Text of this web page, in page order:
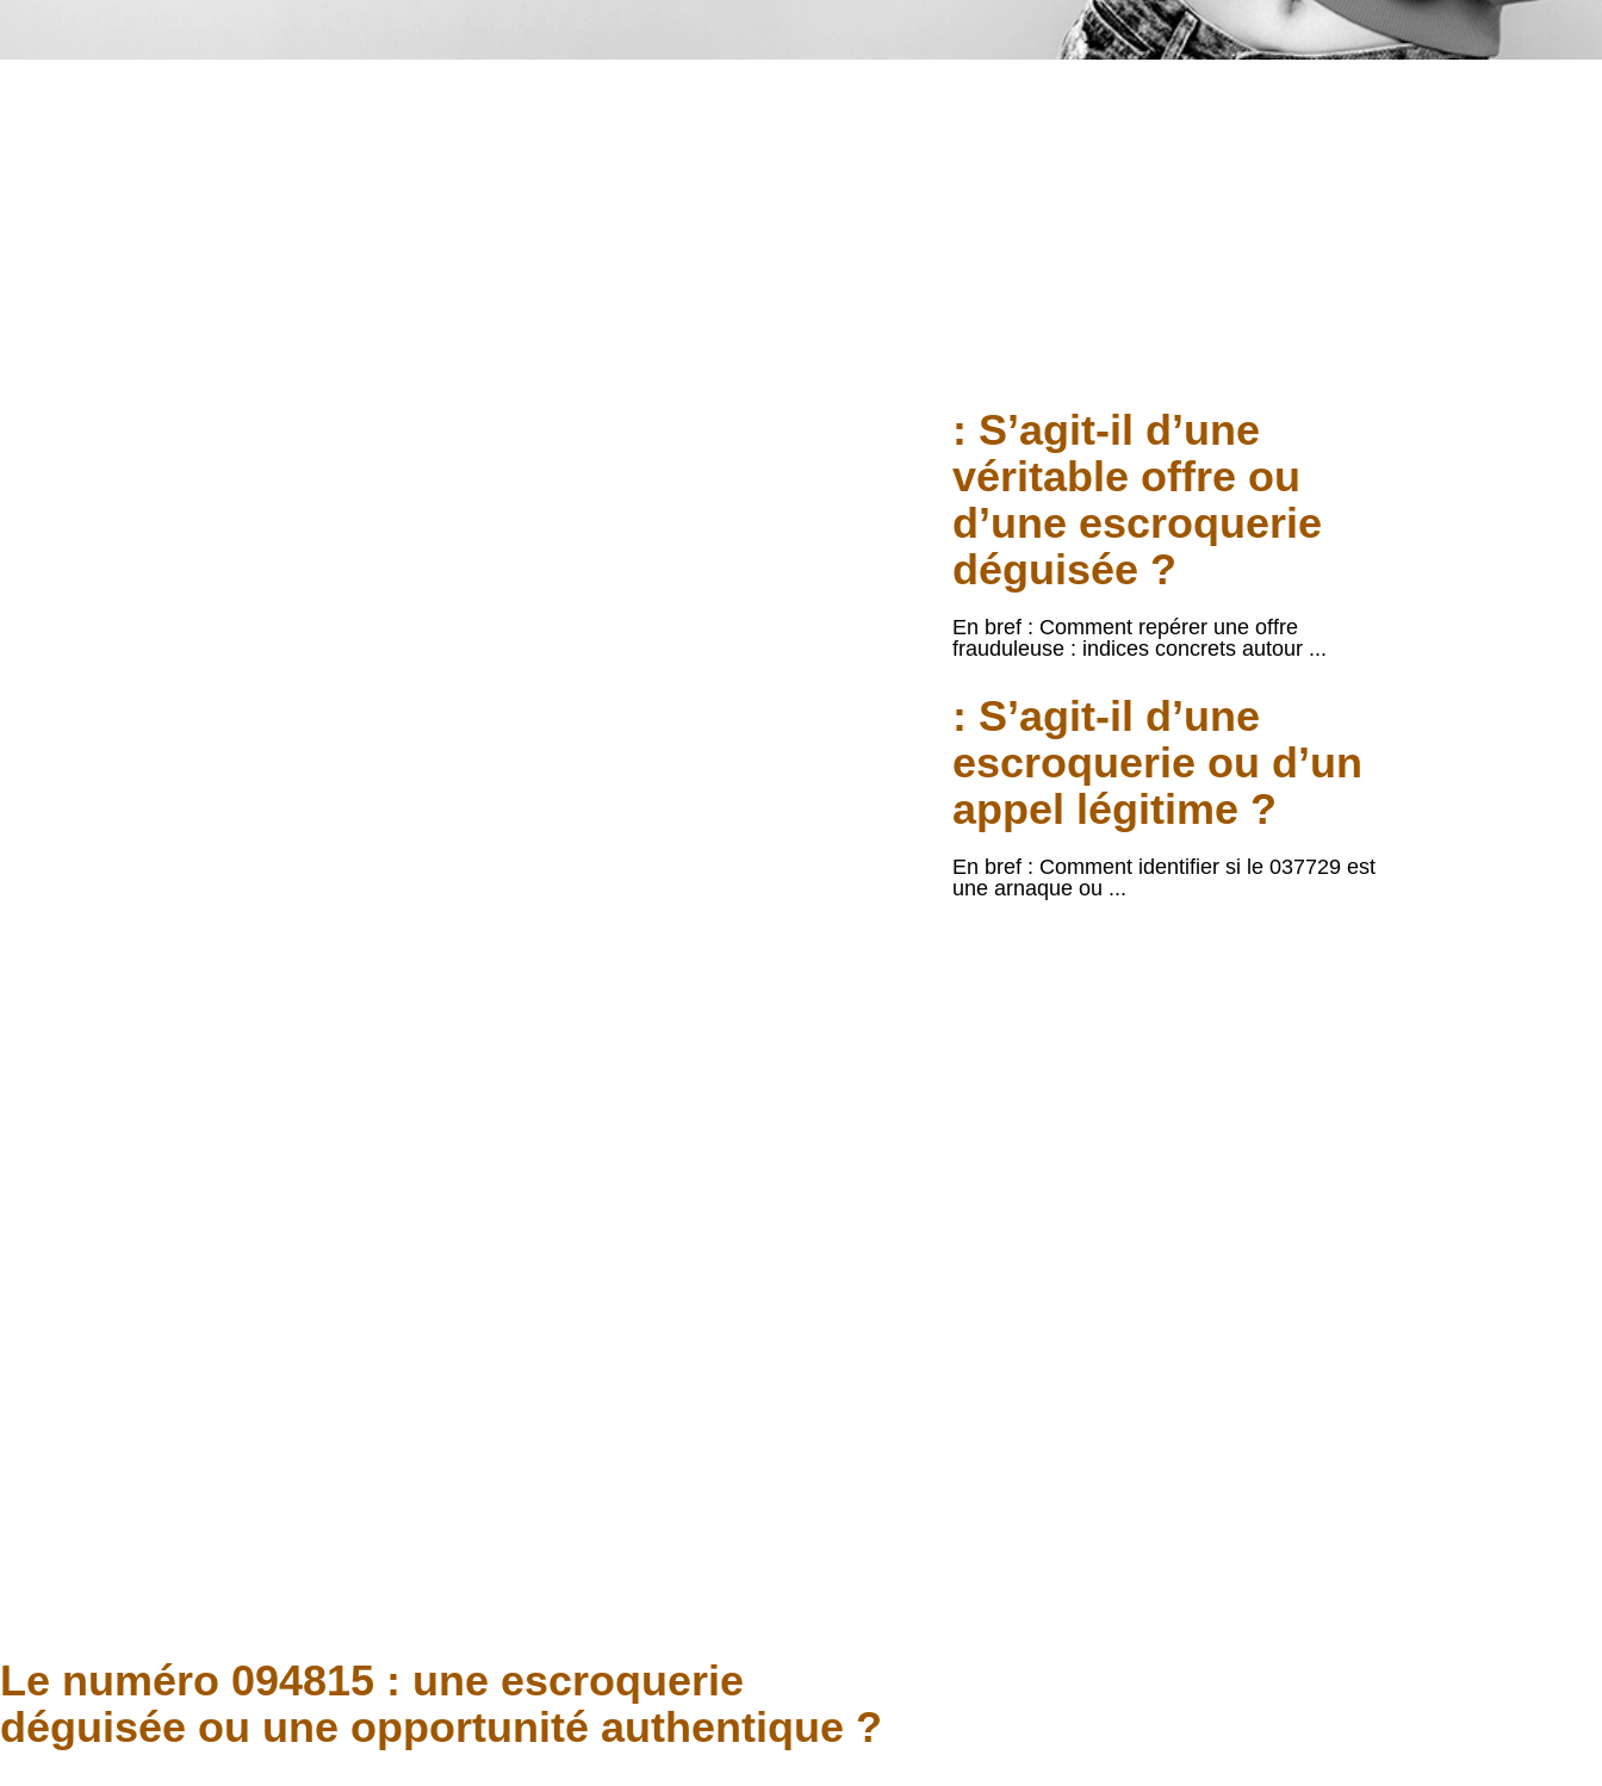
: S’agit-il d’une
véritable offre ou
d’une escroquerie
déguisée ?
En bref : Comment repérer une offre
frauduleuse : indices concrets autour ...
: S’agit-il d’une
escroquerie ou d’un
appel légitime ?
En bref : Comment identifier si le 037729 est
une arnaque ou ...
Le numéro 094815 : une escroquerie
déguisée ou une opportunité authentique ?